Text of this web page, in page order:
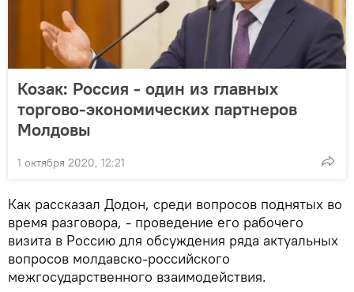
Козак: Россия - один из главных
торгово-экономических партнеров
Молдовы
1 октября 2020, 12:21
Как рассказал Додон, среди вопросов поднятых во
время разговора, - проведение его рабочего
визита в Россию для обсуждения ряда актуальных
вопросов молдавско-российского
межгосударственного взаимодействия.